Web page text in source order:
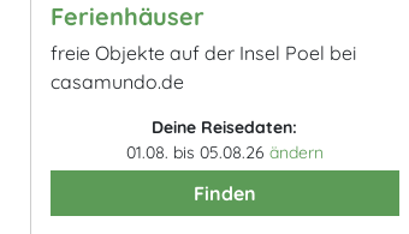
Ferienhäuser
freie Objekte auf der Insel Poel bei
casamundo.de
Deine Reisedaten:
01.08. bis 05.08.26 ändern
Finden